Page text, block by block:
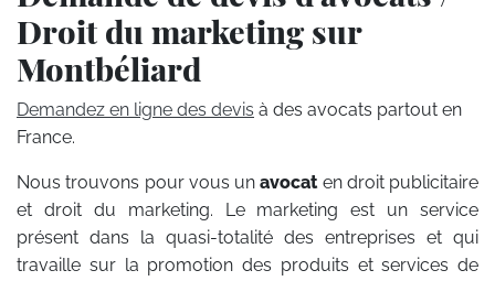
Droit du marketing sur
Montbéliard
Demandez en ligne des devis à des avocats partout en
France.
Nous trouvons pour vous unavocat en droit publicitaire
et droit du marketing. Le marketing est un service
présent dans la quasi-totalité des entreprises et qui
travaille sur la promotion des produits et services de